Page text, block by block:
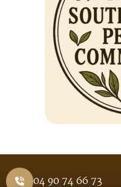
04 90 74 66 73